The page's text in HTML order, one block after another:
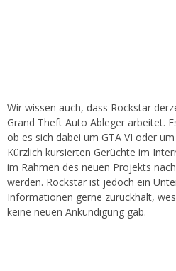
Wir wissen auch, dass Rockstar
Grand Theft Auto Ableger arbeitet.
ob es sich dabei um GTA VI oder
Kürzlich kursierten Gerüchte im
im Rahmen des neuen Projekts
werden. Rockstar ist jedoch ein
Informationen gerne zurückhält,
keine neuen Ankündigung gab.